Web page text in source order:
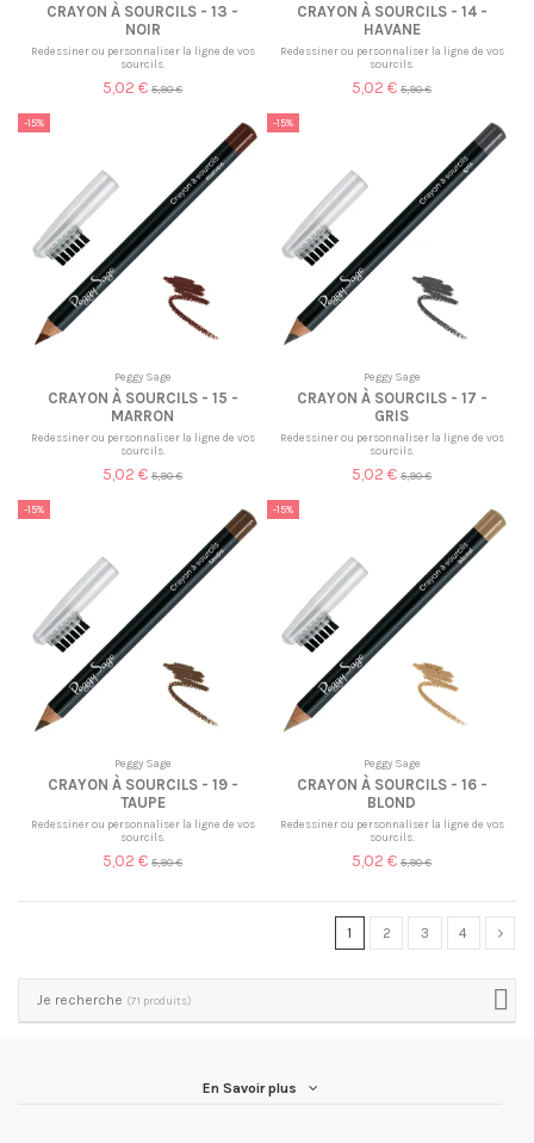
CRAYON À SOURCILS - 13 -
NOIR
Redessiner ou personnaliser la ligne de vos
sourcils.
5,02 € 5,90 €
CRAYON À SOURCILS - 14 -
HAVANE
Redessiner ou personnaliser la ligne de vos
sourcils.
5,02 € 5,90 €
-15%
Peggy Sage
CRAYON À SOURCILS - 15 -
MARRON
Redessiner ou personnaliser la ligne de vos
sourcils.
5,02 € 5,90 €
-15%
Peggy Sage
CRAYON À SOURCILS - 17 -
GRIS
Redessiner ou personnaliser la ligne de vos
sourcils.
5,02 € 5,90 €
-15%
Peggy Sage
CRAYON À SOURCILS - 19 -
TAUPE
Redessiner ou personnaliser la ligne de vos
sourcils.
5,02 € 5,90 €
-15%
Peggy Sage
CRAYON À SOURCILS - 16 -
BLOND
Redessiner ou personnaliser la ligne de vos
sourcils.
5,02 € 5,90 €
1 2 3 4
Je recherche (71 produits)
En Savoir plus